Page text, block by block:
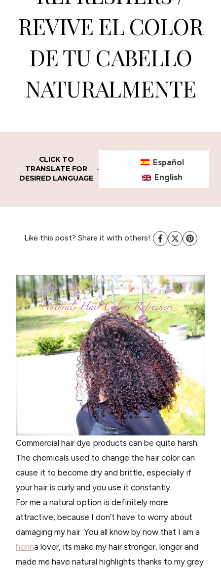
REVIVE EL COLOR
DE TU CABELLO
NATURALMENTE
CLICK TO
TRANSLATE FOR
DESIRED LANGUAGE
Español
English
Like this post? Share it with others!
Commercial hair dye products can be quite harsh.
The chemicals used to change the hair color can
cause it to become dry and brittle, especially if
your hair is curly and you use it constantly.
For me a natural option is definitely more
attractive, because I don’t have to worry about
damaging my hair. You all know by now that I am a
henna lover, its make my hair stronger, longer and
made me have natural highlights thanks to my grey